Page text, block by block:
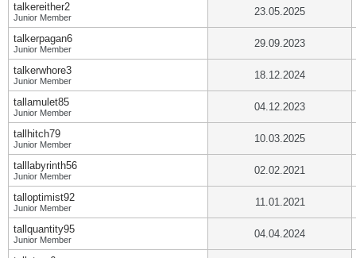
talkereither2
Junior Member 23.05.2025
talkerpagan6
Junior Member 29.09.2023
talkerwhore3
Junior Member 18.12.2024
tallamulet85
Junior Member 04.12.2023
tallhitch79
Junior Member 10.03.2025
talllabyrinth56
Junior Member 02.02.2021
talloptimist92
Junior Member 11.01.2021
tallquantity95
Junior Member 04.04.2024